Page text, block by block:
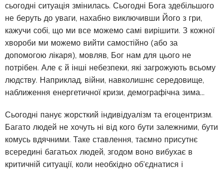
сьогодні ситуація змінилась. Сьогодні Бога здебільшого
не беруть до уваги, нахабно виключивши Його з гри,
кажучи собі, що ми все можемо самі вирішити. З кожної
хвороби ми можемо вийти самостійно (або за
допомогою лікаря), мовляв, Бог нам для цього не
потрібен. Але є й інші небезпеки, які загрожують всьому
людству. Наприклад, війни, навколишнє середовище,
наближення енергетичної кризи, демографічна зима…
Сьогодні панує жорсткий індивідуалізм та егоцентризм.
Багато людей не хочуть ні від кого бути залежними, бути
комусь вдячними. Таке ставлення, таємно присутнє
всередині багатьох людей, згодом воно вибухає в
критичній ситуації, коли необхідно об'єднатися і